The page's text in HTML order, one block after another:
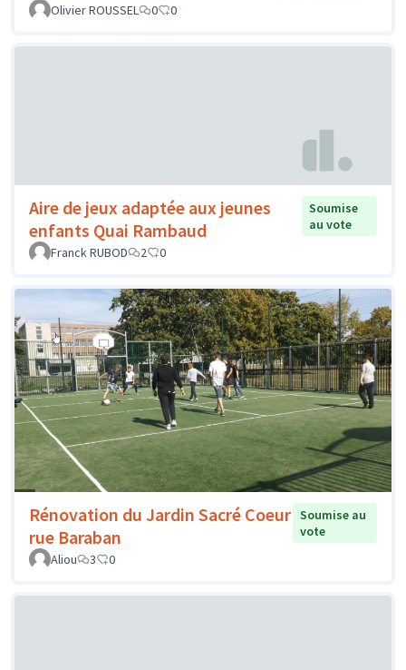
Olivier ROUSSEL
0 0
Aire de jeux adaptée aux jeunes
enfants Quai Rambaud
Soumise
au vote
Franck RUBOD
2 0
Rénovation du Jardin Sacré Coeur
rue Baraban
Soumise au
vote
Aliou
3 0